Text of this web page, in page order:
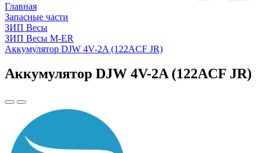
Главная
Запасные части
ЗИП Весы
ЗИП Весы M-ER
Аккумулятор DJW 4V-2A (122ACF JR)
Аккумулятор DJW 4V-2A (122ACF JR)